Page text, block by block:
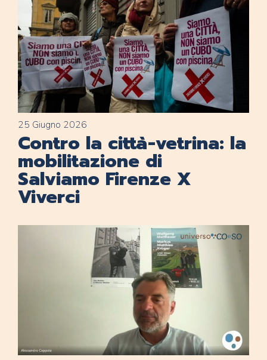
25 Giugno 2026
Contro la città-vetrina: la
mobilitazione di
Salviamo Firenze X
Viverci